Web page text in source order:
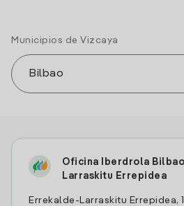
Municipios de Vizcaya
Oficina Iberdrola
Larraskitu Errepidea
Errekalde-Larraskitu Errepidea,